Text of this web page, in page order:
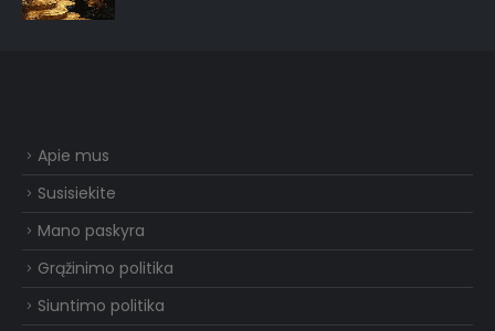
Apie mus
Susisiekite
Mano paskyra
Grąžinimo politika
Siuntimo politika